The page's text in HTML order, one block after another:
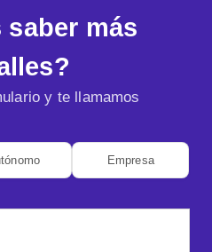
saber más
y te llamamos
Empresa